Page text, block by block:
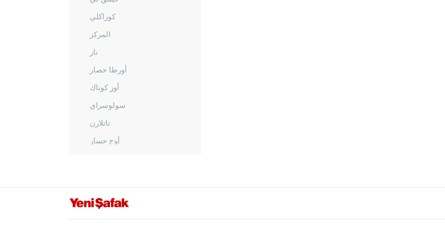
كوزاكلي
المركز
نار
أورطا حصار
أوز كوناك
سولوسراي
تاتلارن
أوج حسار